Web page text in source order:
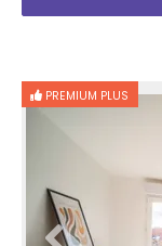
PREMIUM PLUS